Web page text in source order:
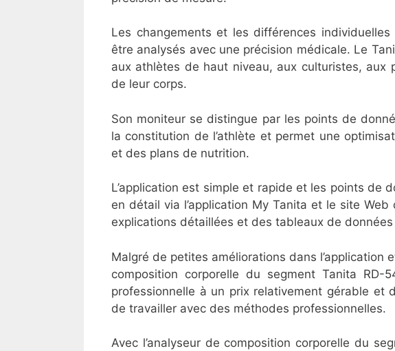
Les changements et les différences
être analysés avec une précision médicale. Le
aux athlètes de haut niveau, aux culturistes, aux
de leur corps.
Son moniteur se distingue par les points de
la constitution de l’athlète et permet une
et des plans de nutrition.
L’application est simple et rapide et les points de
en détail via l’application My Tanita et le site
explications détaillées et des tableaux de
Malgré de petites améliorations dans l’application
composition corporelle du segment Tanita RD-
professionnelle à un prix relativement gérable et
de travailler avec des méthodes professionnelles.
Avec l’analyseur de composition corporelle du